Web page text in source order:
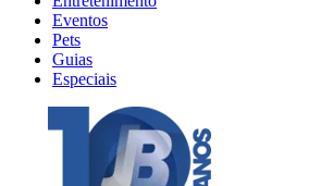
Eventos
Pets
Guias
Especiais
Explore Tudo
Últimas Notícias
Previsão do Tempo
Trânsito e Rotas